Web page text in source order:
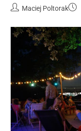
Maciej Poltorak